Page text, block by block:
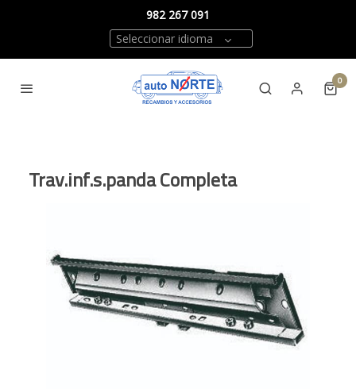
982 267 091
Seleccionar idioma
0
Trav.inf.s.panda Completa